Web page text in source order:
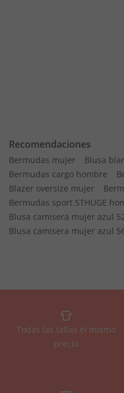
Recomendaciones
Bermudas mujer Blusa
Bermudas cargo hombre
Blazer oversize mujer
Bermudas sport STHUGE
Blusa camisera mujer azul
Blusa camisera mujer azul
Todas las tallas el mismo
precio